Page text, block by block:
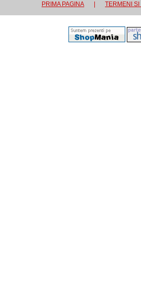
PRIMA PAGINA TERMENI SI